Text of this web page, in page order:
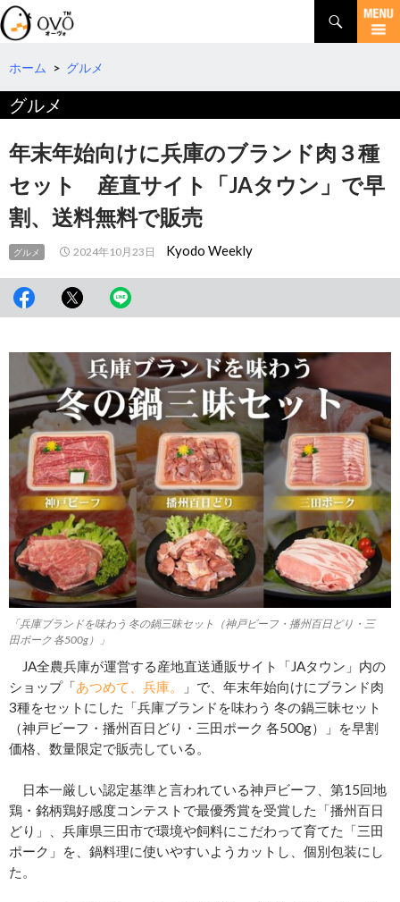
検
索
コ
テ
ツ
へ
動
ホーム > グルメ
グルメ
年末年始向けに兵庫のブランド肉３種
セット 産直サイト「JAタウン」で早
割、送料無料で販売
グルメ 2024年10月23日 Kyodo Weekly
「兵庫ブランドを味わう 冬の鍋三昧セット（神戸ビーフ・播州百日どり・三
田ポーク 各500g）」
JA全農兵庫が運営する産地直送通販サイト「JAタウン」内の
ショップ「あつめて、兵庫。
」で、年末年始向けにブランド肉
3種をセットにした「兵庫ブランドを味わう 冬の鍋三昧セット
（神戸ビーフ・播州百日どり・三田ポーク 各500g）」を早割
価格、数量限定で販売している。
日本一厳しい認定基準と言われている神戸ビーフ、第15回地
鶏・銘柄鶏好感度コンテストで最優秀賞を受賞した「播州百日
どり」、兵庫県三田市で環境や飼料にこだわって育てた「三田
ポーク」を、鍋料理に使いやすいようカットし、個別包装にし
た。